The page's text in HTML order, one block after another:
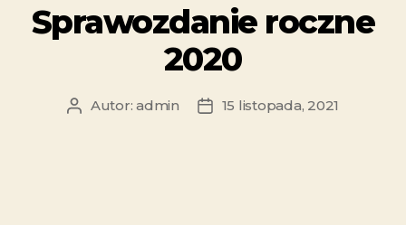
Sprawozdanie roczne
2020
Autor:admin 15 listopada, 2021